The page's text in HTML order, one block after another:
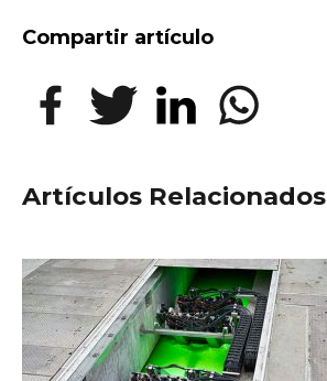
Compartir artículo
Artículos Relacionados